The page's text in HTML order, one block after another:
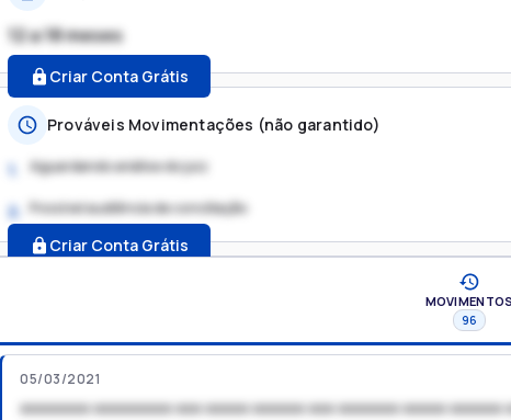
12 a 18 meses
Criar Conta Grátis
Prováveis Movimentações (não garantido)
1. Aguardando análise do juiz
2. Possível audiência de conciliação
Criar Conta Grátis
MOVIMENTOS
96
05/03/2021
xxxxxxxx xxxxxxxxx xxx xxxxx xxxxxx xxx xxxxxxx xxxxx xxxxxx